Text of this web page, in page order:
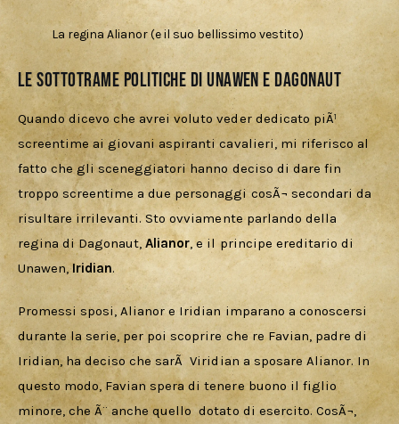
La regina Alianor (e il suo bellissimo vestito)
Le sottotrame politiche di Unawen e Dagonaut
Quando dicevo che avrei voluto veder dedicato piÃ¹
screentime ai giovani aspiranti cavalieri, mi riferisco al
fatto che gli sceneggiatori hanno deciso di dare fin
troppo screentime a due personaggi cosÃ¬ secondari da
risultare irrilevanti. Sto ovviamente parlando della
regina di Dagonaut, Alianor, e il principe ereditario di
Unawen, Iridian.
Promessi sposi, Alianor e Iridian imparano a conoscersi
durante la serie, per poi scoprire che re Favian, padre di
Iridian, ha deciso che sarÃ  Viridian a sposare Alianor. In
questo modo, Favian spera di tenere buono il figlio
minore, che Ã¨ anche quello  dotato di esercito. CosÃ¬,